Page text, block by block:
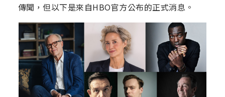
傳聞，但以下是來自HBO官方公布的正式消息。